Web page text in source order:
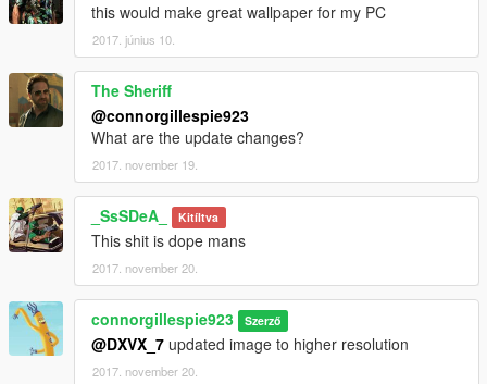
this would make great wallpaper for my PC
2017. június 10.
The Sheriff
@connorgillespie923
What are the update changes?
2017. november 19.
_SsSDeA_ Kitíltva
This shit is dope mans
2017. november 20.
connorgillespie923 Szerző
@DXVX_7 updated image to higher resolution
2017. november 20.